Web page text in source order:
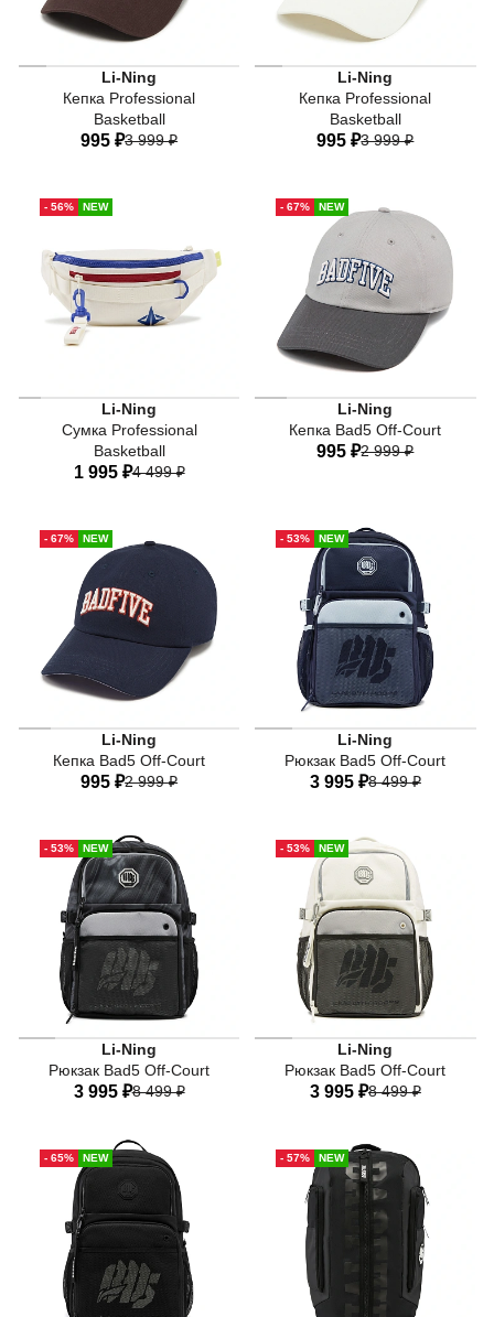
Li-Ning
Кепка Professional
Basketball
995 ₽3 999 ₽
One-size
Li-Ning
Кепка Professional
Basketball
995 ₽3 999 ₽
One-size
- 56% NEW
Li-Ning
Сумка Professional
Basketball
1 995 ₽4 499 ₽
One-size
- 67% NEW
Li-Ning
Кепка Bad5 Off-Court
995 ₽2 999 ₽
- 67% NEW
Li-Ning
Кепка Bad5 Off-Court
995 ₽2 999 ₽
One-size
- 53% NEW
Li-Ning
Рюкзак Bad5 Off-Court
3 995 ₽8 499 ₽
One-size
- 53% NEW
Li-Ning
Рюкзак Bad5 Off-Court
3 995 ₽8 499 ₽
One-size
- 53% NEW
Li-Ning
Рюкзак Bad5 Off-Court
3 995 ₽8 499 ₽
One-size
- 65% NEW - 57% NEW